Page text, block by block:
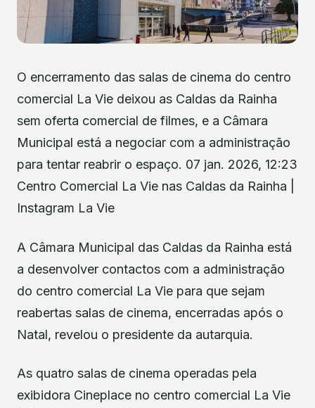
O encerramento das salas de cinema do centro
comercial La Vie deixou as Caldas da Rainha
sem oferta comercial de filmes, e a Câmara
Municipal está a negociar com a administração
para tentar reabrir o espaço. 07 jan. 2026, 12:23
Centro Comercial La Vie nas Caldas da Rainha |
Instagram La Vie
A Câmara Municipal das Caldas da Rainha está
a desenvolver contactos com a administração
do centro comercial La Vie para que sejam
reabertas salas de cinema, encerradas após o
Natal, revelou o presidente da autarquia.
As quatro salas de cinema operadas pela
exibidora Cineplace no centro comercial La Vie